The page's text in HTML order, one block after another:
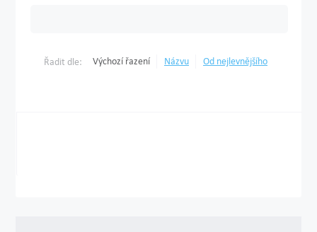
Řadit dle: Výchozí řazení Názvu Od nejlevnějšího